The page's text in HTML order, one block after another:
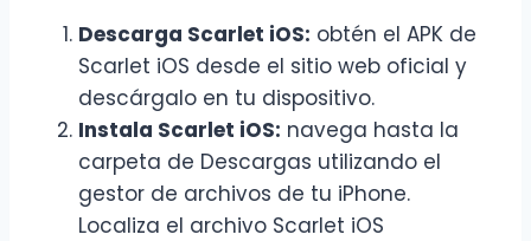
Descarga Scarlet iOS: obtén el APK de
Scarlet iOS desde el sitio web oficial y
descárgalo en tu dispositivo.
Instala Scarlet iOS: navega hasta la
carpeta de Descargas utilizando el
gestor de archivos de tu iPhone.
Localiza el archivo Scarlet iOS